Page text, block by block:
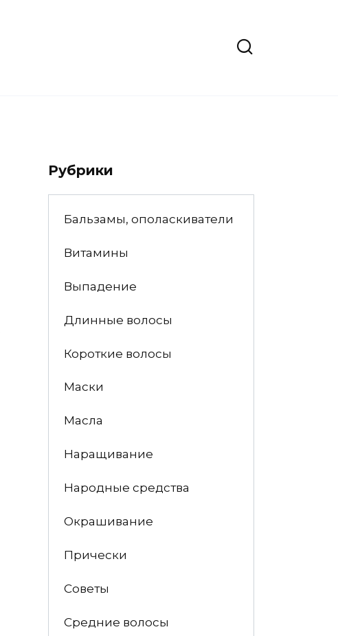
Рубрики
Бальзамы, ополаскиватели
Витамины
Выпадение
Длинные волосы
Короткие волосы
Маски
Масла
Наращивание
Народные средства
Окрашивание
Прически
Советы
Средние волосы